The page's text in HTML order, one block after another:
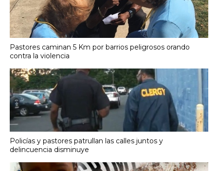
Pastores caminan 5 Km por barrios peligrosos orando
contra la violencia
Policías y pastores patrullan las calles juntos y
delincuencia disminuye